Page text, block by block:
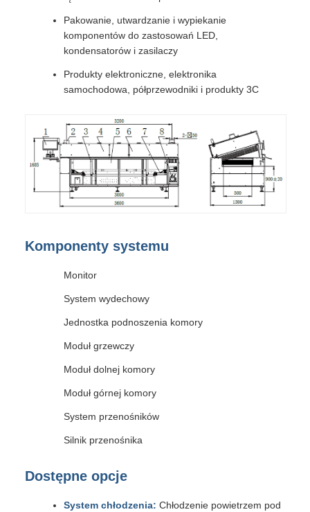
Pakowanie, utwardzanie i wypiekanie
komponentów do zastosowań LED,
kondensatorów i zasilaczy
Produkty elektroniczne, elektronika
samochodowa, półprzewodniki i produkty 3C
Komponenty systemu
Monitor
System wydechowy
Jednostka podnoszenia komory
Moduł grzewczy
Moduł dolnej komory
Moduł górnej komory
System przenośników
Silnik przenośnika
Dostępne opcje
System chłodzenia: Chłodzenie powietrzem pod